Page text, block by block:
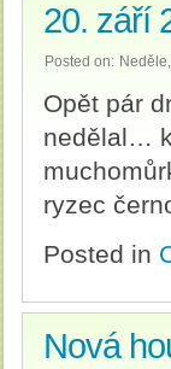
20. září
Posted on:
Opět pár
nedělal…
ryzec
Posted in
Nová